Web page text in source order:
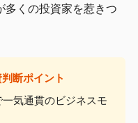
多くの投資家を惹きつ
断ポイント
気通貫のビジネスモ